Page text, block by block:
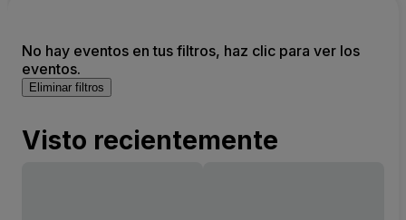
No hay eventos en tus filtros, haz clic para ver los
eventos.
Eliminar filtros
Visto recientemente